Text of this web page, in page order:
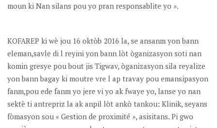
moun ki Nan silans pou yo pran responsablite yo ».
KOFAREP ki wè jou 16 oktòb 2016 la, se ansanm yon bann
eleman,savle di l reyini yon bann lòt òganizasyon soti nan
komin gresye pou bout jis Tigwav, òganizasyon sila reyalize
yon bann bagay ki moutre vre l ap travay pou emansipasyon
fanm,pou ede fanm yo jere vi yo ak fwaye yo, lanse yo nan
sektè ti antrepriz la ak anpil lòt ankò tankou: Klinik, seyans
fòmasyon sou « Gestion de proximité », asisitans. Pi gwo